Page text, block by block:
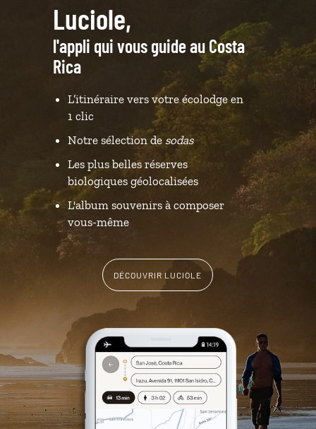
Luciole,
l'appli qui vous guide au Costa
Rica
L’itinéraire vers votre écolodge en
1 clic
Notre sélection de sodas
Les plus belles réserves
biologiques géolocalisées
L'album souvenirs à composer
vous-même
DÉCOUVRIR LUCIOLE